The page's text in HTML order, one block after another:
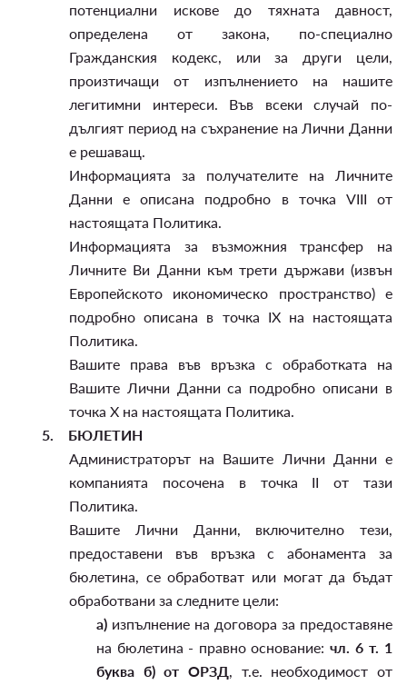
потенциални искове до тяхната давност,
определена от закона, по-специално
Гражданския кодекс, или за други цели,
произтичащи от изпълнението на нашите
легитимни интереси. Във всеки случай по-
дългият период на съхранение на Лични Данни
е решаващ.
Информацията за получателите на Личните
Данни е описана подробно в точка VIII от
настоящата Политика.
Информацията за възможния трансфер на
Личните Ви Данни към трети държави (извън
Европейското икономическо пространство) е
подробно описана в точка IX на настоящата
Политика.
Вашите права във връзка с обработката на
Вашите Лични Данни са подробно описани в
точка X на настоящата Политика.
5. БЮЛЕТИН
Администраторът на Вашите Лични Данни е
компанията посочена в точка II от тази
Политика.
Вашите Лични Данни, включително тези,
предоставени във връзка с абонамента за
бюлетина, се обработват или могат да бъдат
обработвани за следните цели:
а) изпълнение на договора за предоставяне
на бюлетина - правно основание: чл. 6 т. 1
буква б) от ОРЗД, т.е. необходимост от